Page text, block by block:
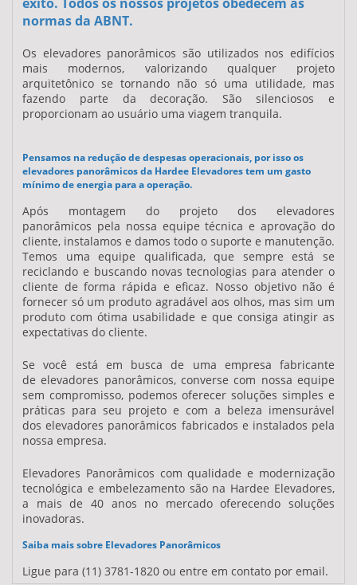
normas da ABNT.
Os elevadores panorâmicos são utilizados nos edifícios
mais modernos, valorizando qualquer projeto
arquitetônico se tornando não só uma utilidade, mas
fazendo parte da decoração. São silenciosos e
proporcionam ao usuário uma viagem tranquila.
Pensamos na redução de despesas operacionais, por isso os
elevadores panorâmicos da Hardee Elevadores tem um gasto
mínimo de energia para a operação.
Após montagem do projeto dos elevadores
panorâmicos pela nossa equipe técnica e aprovação do
cliente, instalamos e damos todo o suporte e manutenção.
Temos uma equipe qualificada, que sempre está se
reciclando e buscando novas tecnologias para atender o
cliente de forma rápida e eficaz. Nosso objetivo não é
fornecer só um produto agradável aos olhos, mas sim um
produto com ótima usabilidade e que consiga atingir as
expectativas do cliente.
Se você está em busca de uma empresa fabricante
deelevadores panorâmicos, converse com nossa equipe
sem compromisso, podemos oferecer soluções simples e
práticas para seu projeto e com a beleza imensurável
doselevadores panorâmicos fabricados e instalados pela
nossa empresa.
Elevadores Panorâmicos com qualidade e modernização
tecnológica e embelezamento são na Hardee Elevadores,
a mais de 40 anos no mercado oferecendo soluções
inovadoras.
Saiba mais sobre Elevadores Panorâmicos
Ligue para (11) 3781-1820 ou entre em contato por email.